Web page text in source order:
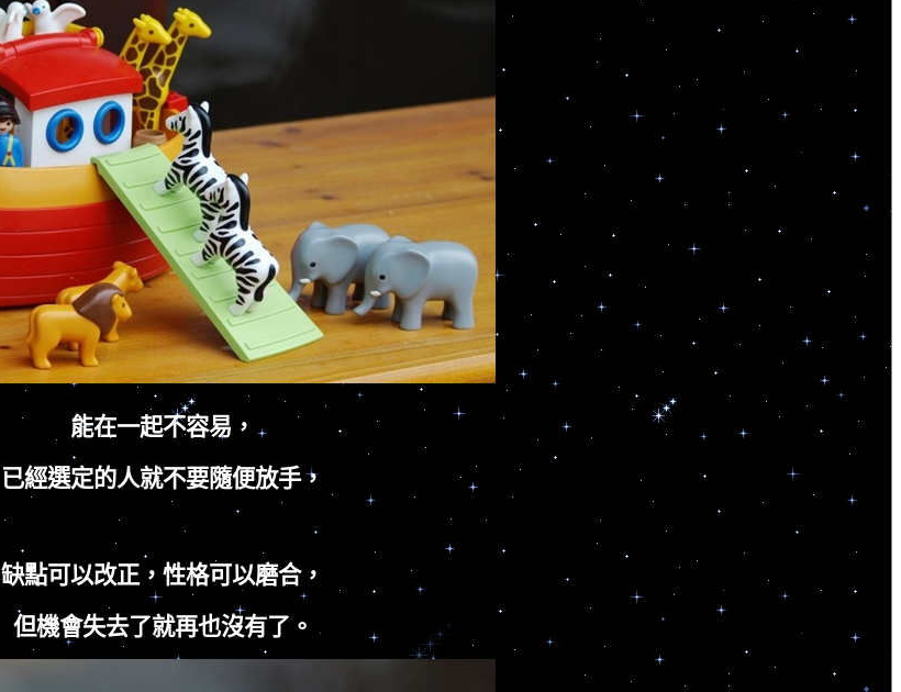
能在一起不容易，
已經選定的人就不要隨便放手，
缺點可以改正，性格可以磨合，
但機會失去了就再也沒有了。